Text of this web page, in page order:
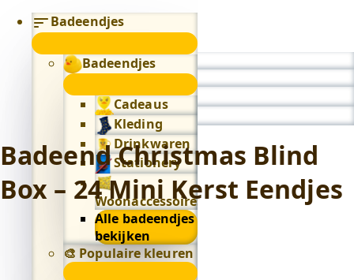
Badeendjes
Badeendjes
Cadeaus
Kleding
Drinkwaren
Stationery
Woonaccessoires
Alle badeendjes
bekijken
🎨 Populaire kleuren
Badeend Christmas Blind
Box – 24 Mini Kerst Eendjes